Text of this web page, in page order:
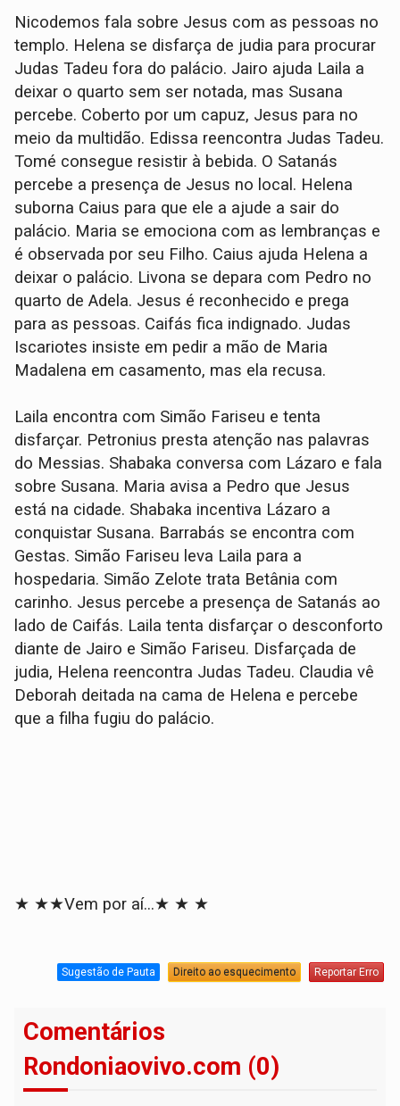
Nicodemos fala sobre Jesus com as pessoas no
templo. Helena se disfarça de judia para procurar
Judas Tadeu fora do palácio. Jairo ajuda Laila a
deixar o quarto sem ser notada, mas Susana
percebe. Coberto por um capuz, Jesus para no
meio da multidão. Edissa reencontra Judas Tadeu.
Tomé consegue resistir à bebida. O Satanás
percebe a presença de Jesus no local. Helena
suborna Caius para que ele a ajude a sair do
palácio. Maria se emociona com as lembranças e
é observada por seu Filho. Caius ajuda Helena a
deixar o palácio. Livona se depara com Pedro no
quarto de Adela. Jesus é reconhecido e prega
para as pessoas. Caifás fica indignado. Judas
Iscariotes insiste em pedir a mão de Maria
Madalena em casamento, mas ela recusa.
Laila encontra com Simão Fariseu e tenta
disfarçar. Petronius presta atenção nas palavras
do Messias. Shabaka conversa com Lázaro e fala
sobre Susana. Maria avisa a Pedro que Jesus
está na cidade. Shabaka incentiva Lázaro a
conquistar Susana. Barrabás se encontra com
Gestas. Simão Fariseu leva Laila para a
hospedaria. Simão Zelote trata Betânia com
carinho. Jesus percebe a presença de Satanás ao
lado de Caifás. Laila tenta disfarçar o desconforto
diante de Jairo e Simão Fariseu. Disfarçada de
judia, Helena reencontra Judas Tadeu. Claudia vê
Deborah deitada na cama de Helena e percebe
que a filha fugiu do palácio.
★ ★★Vem por aí…★ ★ ★
Sugestão de Pauta Direito ao esquecimento Reportar Erro
Comentários
Rondoniaovivo.com (0)